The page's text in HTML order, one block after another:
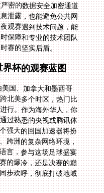
赛的坚实后盾。
杯的观赛蓝图
国、加拿大和墨西哥
北美多个时区，热门比
行。作为海外华人，你
过熟悉的央视或腾讯体
强大的回国加速器将扮
跨洲的复杂网络环境，
言，参与这场足球盛宴
的爆冷，还是决赛的巅
步欢呼，彻底打破地域